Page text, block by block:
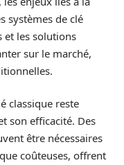
systèmes de clé
et les solutions
sur le marché,
classique reste
son efficacité. Des
être nécessaires
coûteuses, offrent